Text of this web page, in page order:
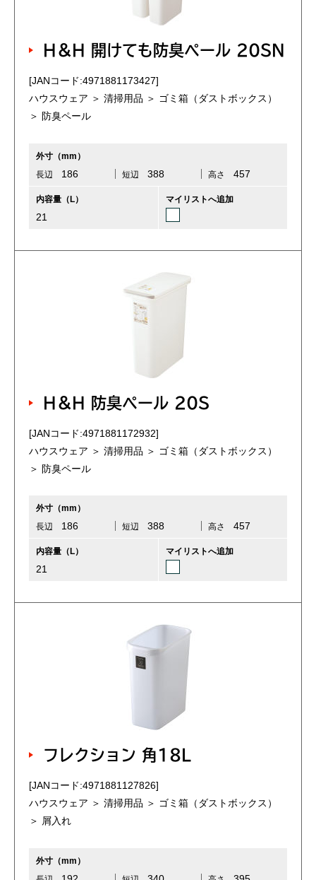
H＆H 開けても防臭ペール 20SN
[JANコード:4971881173427]
ハウスウェア ＞ 清掃用品 ＞ ゴミ箱（ダストボックス）
＞ 防臭ペール
外寸（mm）
長辺
186 短辺 388 高さ 457
内容量（L）
21
マイリストへ追加
H＆H 防臭ペール 20S
[JANコード:4971881172932]
ハウスウェア ＞ 清掃用品 ＞ ゴミ箱（ダストボックス）
＞ 防臭ペール
外寸（mm）
長辺
186 短辺 388 高さ 457
内容量（L）
21
マイリストへ追加
フレクション 角18L
[JANコード:4971881127826]
ハウスウェア ＞ 清掃用品 ＞ ゴミ箱（ダストボックス）
＞ 屑入れ
外寸（mm）